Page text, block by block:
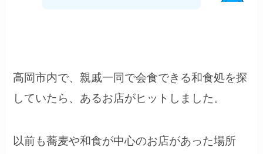
高岡市内で、親戚一同で会食できる和食処を探
していたら、あるお店がヒットしました。
以前も蕎麦や和食が中心のお店があった場所